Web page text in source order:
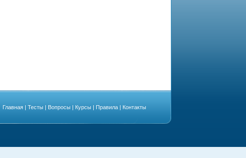
Главная | Тесты | Вопросы | Курсы | Правила | Контакты